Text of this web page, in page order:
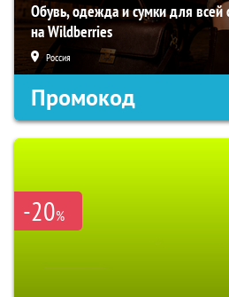
Обувь, одежда и сумки для всей
на Wildberries
Россия
Промокод
-20%